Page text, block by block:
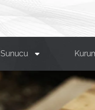
Sunucu